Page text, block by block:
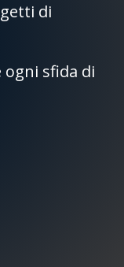
di
sfida di